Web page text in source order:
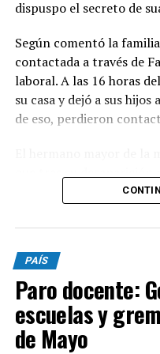
dispuspo el secreto de
Según comentó la
contactada a través de
laboral. A las 16 horas
su casa y dejó a sus
de eso, perdieron
comisarías pero, al no
registradas. "El cuerpo
Cuando fuimos y vimos
que había algo raro,
corriendo. Llamamos a
el familiar.
El domingo por la
presentaron en la
PAÍS
Paro docente:
escuelas y
de Mayo